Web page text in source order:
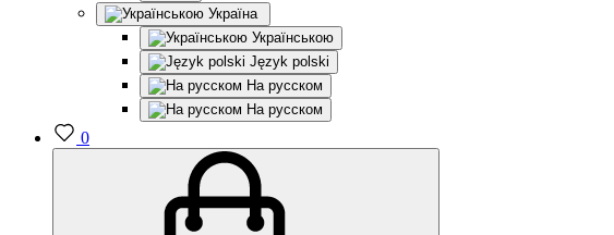
Україна
Українською
Język polski
На русском
На русском
0